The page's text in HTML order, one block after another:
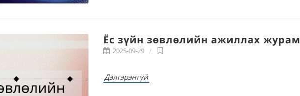
Ёс зүйн зөвлөлийн ажиллах журам
2025-09-29
Дэлгэрэнгүй